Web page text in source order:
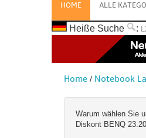
HOME ALLE
Heiße Suche :
Home/ Notebook
Warum wählen Sie
Diskont BENQ